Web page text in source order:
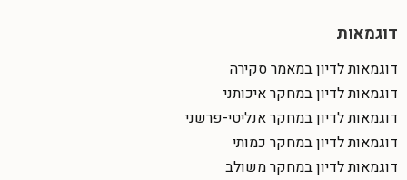
דוגמאות
דוגמאות לדיון במאמר סקירה
דוגמאות לדיון במחקר איכותני
דוגמאות לדיון במחקר אנליטי-פרשני
דוגמאות לדיון במחקר כמותי
דוגמאות לדיון במחקר משולב